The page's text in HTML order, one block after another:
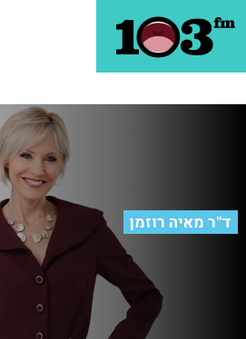
ד"ר מאיה רוזמן